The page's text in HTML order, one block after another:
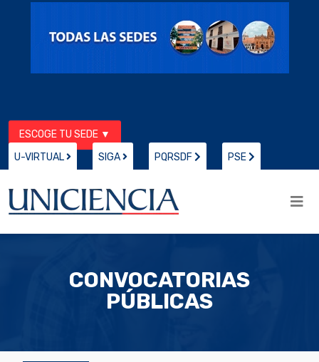
ESCOGE TU SEDE ▼
U-VIRTUAL
SIGA PQRSDF PSE
CONVOCATORIAS
PÚBLICAS